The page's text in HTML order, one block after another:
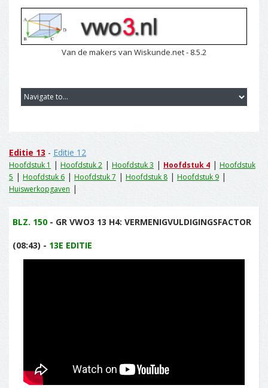
Van de makers van Wiskunde.net - 8.5.2
Editie 13 - Editie 12
Hoofdstuk 1 | Hoofdstuk 2 | Hoofdstuk 3 | Hoofdstuk 4 | Hoofdstuk
5 | Hoofdstuk 6 | Hoofdstuk 7 | Hoofdstuk 8 | Hoofdstuk 9 |
Huiswerkopgaven |
BLZ. 150 - GR VWO3 13 H4: VERMENIGVULDIGINGSFACTOR
(08:43) - 13E EDITIE